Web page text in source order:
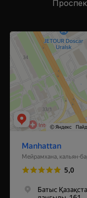
Manhattan
Ресторан в Уральске
Кальян-бар в Уральске